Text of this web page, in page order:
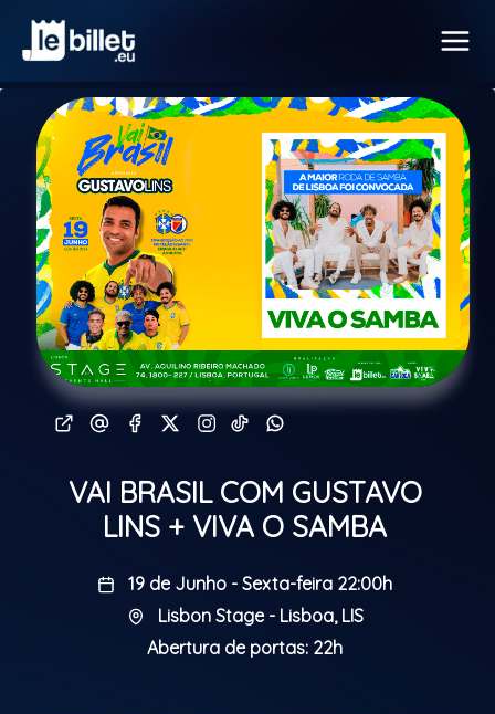
VAI BRASIL COM GUSTAVO
LINS + VIVA O SAMBA
19 de Junho - Sexta-feira 22:00h
Lisbon Stage - Lisboa, LIS
Abertura de portas: 22h